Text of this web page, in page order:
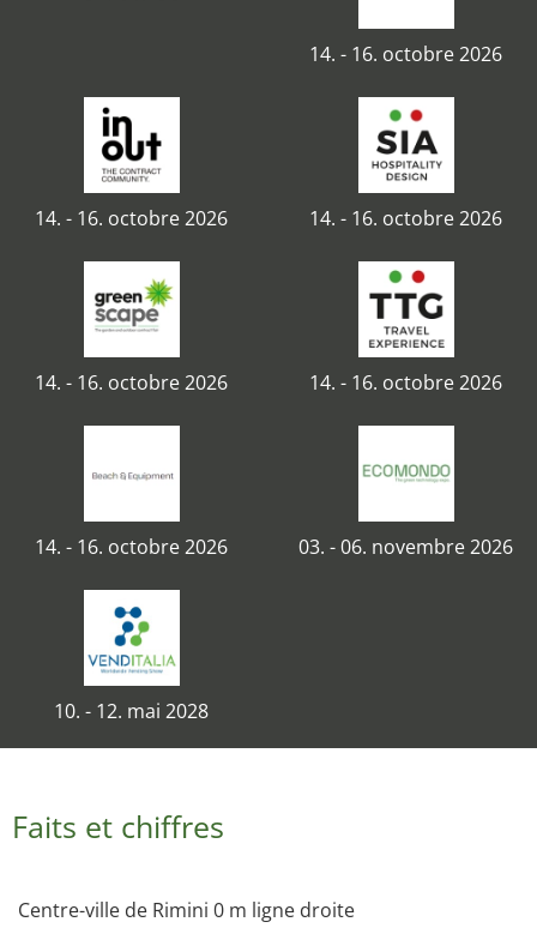
14. - 16. octobre 2026
14. - 16. octobre 2026 14. - 16. octobre 2026
14. - 16. octobre 2026 14. - 16. octobre 2026
14. - 16. octobre 2026 03. - 06. novembre 2026
10. - 12. mai 2028
Faits et chiffres
Centre-ville de Rimini 0 m ligne droite